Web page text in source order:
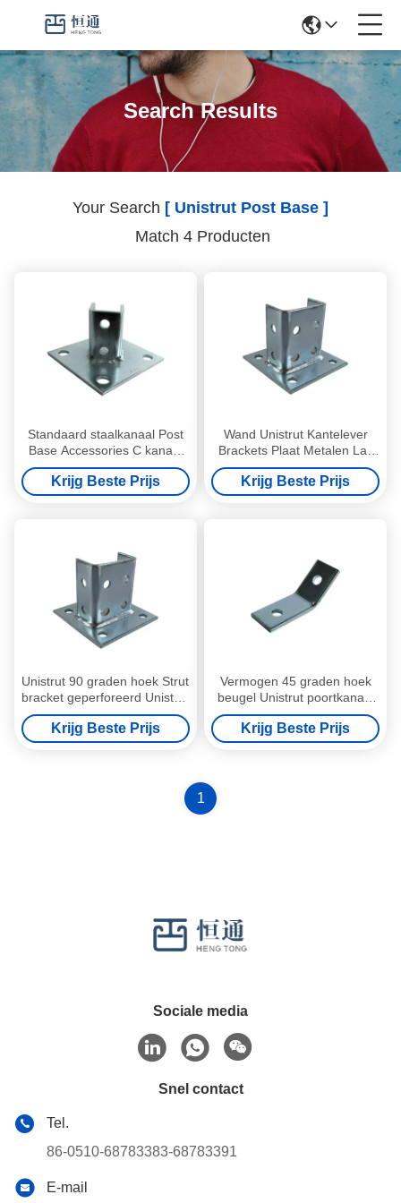
Search Results
Your Search [ Unistrut Post Base ]
Match 4 Producten
Standaard staalkanaal Post
Base Accessories C kanaal
1-5/8"
Krijg Beste Prijs
Wand Unistrut Kantelever
Brackets Plaat Metalen Las
Metalen Staal Post Base
Krijg Beste Prijs
Unistrut 90 graden hoek Strut
bracket geperforeerd Unistrut
C-kanaal
Krijg Beste Prijs
Vermogen 45 graden hoek
beugel Unistrut poortkanaal
armaturen
Krijg Beste Prijs
1
Sociale media
Snel contact
Tel.
86-0510-68783383-68783391
E-mail